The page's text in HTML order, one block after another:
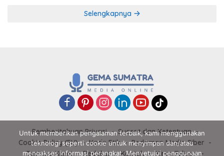
Selengkapnya
Pemberitahuan Privasi
Syarat dan Ketentuan
Cookie Policy (EU)
Kode Etik
Pedoman Media Siber
Tentang Kami
Redaksi Kontak Kirim Tulisan
Untuk memberikan pengalaman terbaik, kami menggunakan
teknologi seperti cookie untuk menyimpan dan/atau
mengakses informasi perangkat. Menyetujui penggunaan